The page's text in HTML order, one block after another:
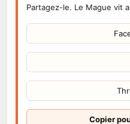
Partagez-le. Le Mague vit
Copier